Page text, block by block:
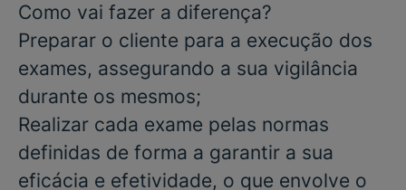
Como vai fazer a diferença?
Preparar o cliente para a execução dos
exames, assegurando a sua vigilância
durante os mesmos;
Realizar cada exame pelas normas
definidas de forma a garantir a sua
eficácia e efetividade, o que envolve o